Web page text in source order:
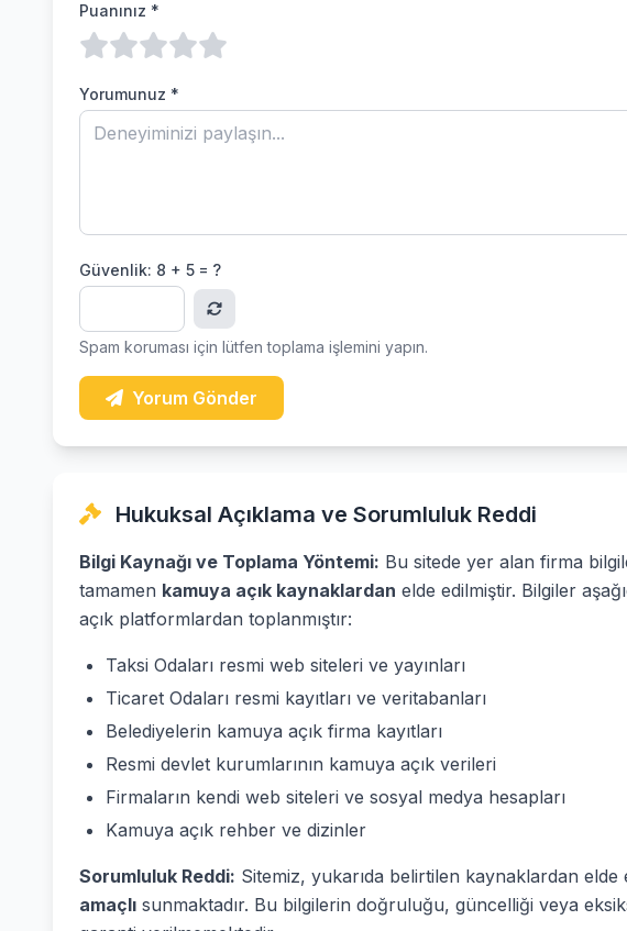
Puanınız *
Yorumunuz *
Güvenlik: 8 + 5 = ?
Spam koruması için lütfen toplama işlemini yapın.
Yorum Gönder
Hukuksal Açıklama ve Sorumluluk Reddi
Bilgi Kaynağı ve Toplama Yöntemi: Bu sitede yer alan firma
tamamen kamuya açık kaynaklardan elde edilmiştir. Bilgiler
açık platformlardan toplanmıştır:
Taksi Odaları resmi web siteleri ve yayınları
Ticaret Odaları resmi kayıtları ve veritabanları
Belediyelerin kamuya açık firma kayıtları
Resmi devlet kurumlarının kamuya açık verileri
Firmaların kendi web siteleri ve sosyal medya hesapları
Kamuya açık rehber ve dizinler
Sorumluluk Reddi: Sitemiz, yukarıda belirtilen kaynaklardan elde
amaçlı sunmaktadır. Bu bilgilerin doğruluğu, güncelliği veya